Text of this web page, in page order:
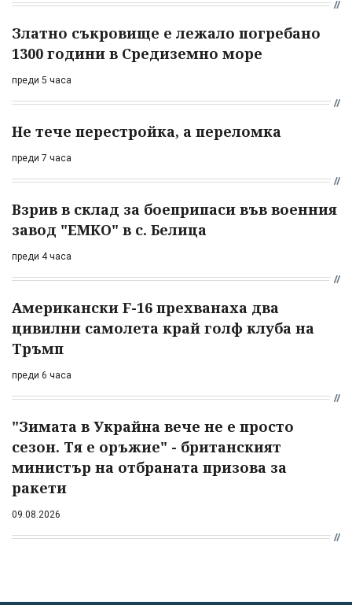
Златно съкровище е лежало погребано
1300 години в Средиземно море
преди 5 часа
Не тече перестройка, а переломка
преди 7 часа
Взрив в склад за боеприпаси във военния
завод "ЕМКО" в с. Белица
преди 4 часа
Американски F-16 прехванаха два
цивилни самолета край голф клуба на
Тръмп
преди 6 часа
"Зимата в Украйна вече не е просто
сезон. Тя е оръжие" - британският
министър на отбраната призова за
ракети
09.08.2026